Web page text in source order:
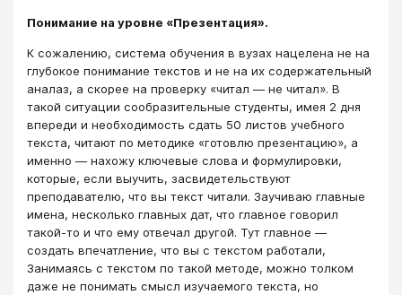
Понимание на уровне «Презентация».
К сожалению, система обучения в вузах нацелена не на
глубокое понимание текстов и не на их содержательный
аналаз, а скорее на проверку «читал — не читал». В
такой ситуации сообразительные студенты, имея 2 дня
впереди и необходимость сдать 50 листов учебного
текста, читают по методике «готовлю презентацию», а
именно — нахожу ключевые слова и формулировки,
которые, если выучить, засвидетельствуют
преподавателю, что вы текст читали. Заучиваю главные
имена, несколько главных дат, что главное говорил
такой-то и что ему отвечал другой. Тут главное —
создать впечатление, что вы с текстом работали,
Занимаясь с текстом по такой методе, можно толком
даже не понимать смысл изучаемого текста, но